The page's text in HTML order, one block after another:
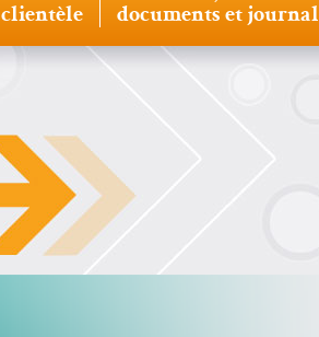
documents et journal